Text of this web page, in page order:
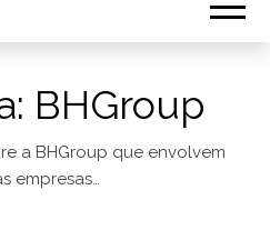
BHGroup
a BHGroup que envolvem
empresas…